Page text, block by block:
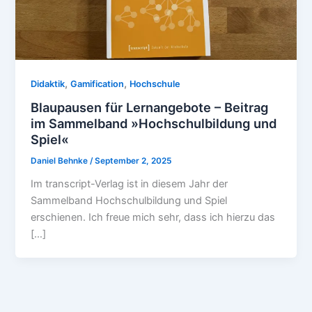
Didaktik,Gamification, Hochschule
Blaupausen für Lernangebote – Beitrag
im Sammelband »Hochschulbildung und
Spiel«
Daniel Behnke/September 2, 2025
Im transcript-Verlag ist in diesem Jahr der
Sammelband Hochschulbildung und Spiel
erschienen. Ich freue mich sehr, dass ich hierzu das
[…]